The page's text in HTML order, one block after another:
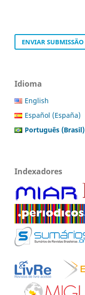
ENVIAR SUBMISSÃO
Idioma
English
Español (España)
Português (Brasil)
Indexadores